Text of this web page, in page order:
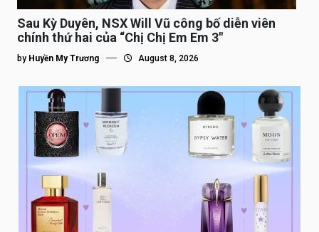
Sau Kỳ Duyên, NSX Will Vũ công bố diễn viên
chính thứ hai của “Chị Chị Em Em 3″
by Huyền My Trương August 8, 2026